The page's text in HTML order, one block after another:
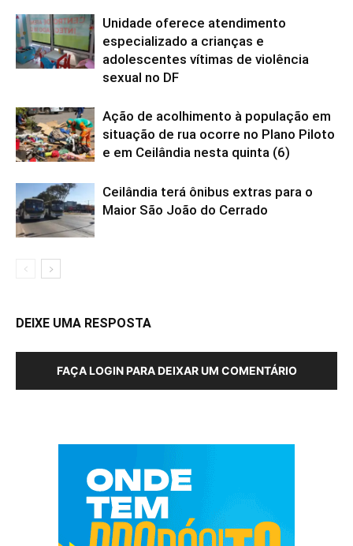
Unidade oferece atendimento
especializado a crianças e
adolescentes vítimas de violência
sexual no DF
Ação de acolhimento à população em
situação de rua ocorre no Plano Piloto
e em Ceilândia nesta quinta (6)
Ceilândia terá ônibus extras para o
Maior São João do Cerrado
DEIXE UMA RESPOSTA
FAÇA LOGIN PARA DEIXAR UM COMENTÁRIO